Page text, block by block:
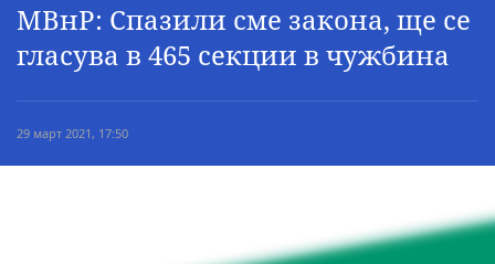
МВнР: Спазили сме закона, ще се
гласува в 465 секции в чужбина
29 март 2021, 17:50